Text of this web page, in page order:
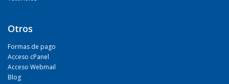
Otros
Formas de pago
Acceso cPanel
Acceso Webmail
Blog